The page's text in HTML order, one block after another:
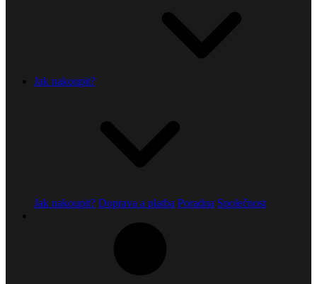
Jak nakoupit?
Jak nakoupit? Doprava a platba Poradna Společnost